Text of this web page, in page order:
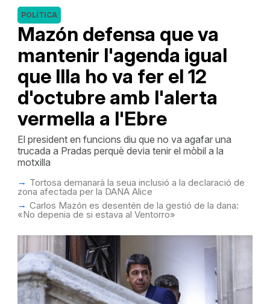
Mazón defensa que va
mantenir l'agenda igual
que Illa ho va fer el 12
d'octubre amb l'alerta
vermella a l'Ebre
POLÍTICA
El president en funcions diu que no va agafar una
trucada a Pradas perquè devia tenir el mòbil a la
motxilla
Tortosa demanarà la seua inclusió a la declaració de
zona afectada per la DANA Alice
Carlos Mazón es desentén de la gestió de la dana:
«No depenia de si estava al Ventorro»